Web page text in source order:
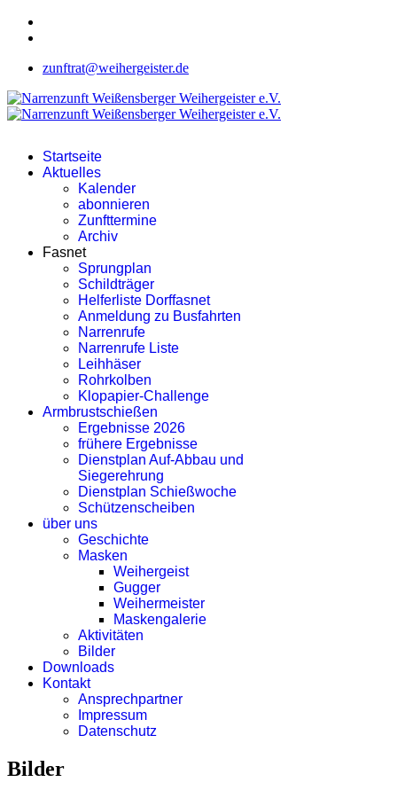
zunftrat@weihergeister.de
Startseite
Aktuelles
Kalender
abonnieren
Zunfttermine
Archiv
Fasnet
Sprungplan
Schildträger
Helferliste Dorffasnet
Anmeldung zu Busfahrten
Narrenrufe
Narrenrufe Liste
Leihhäser
Rohrkolben
Klopapier-Challenge
Armbrustschießen
Ergebnisse 2026
frühere Ergebnisse
Dienstplan Auf-Abbau und
Siegerehrung
Dienstplan Schießwoche
Schützenscheiben
über uns
Geschichte
Masken
Weihergeist
Gugger
Weihermeister
Maskengalerie
Aktivitäten
Bilder
Downloads
Kontakt
Ansprechpartner
Impressum
Datenschutz
Bilder